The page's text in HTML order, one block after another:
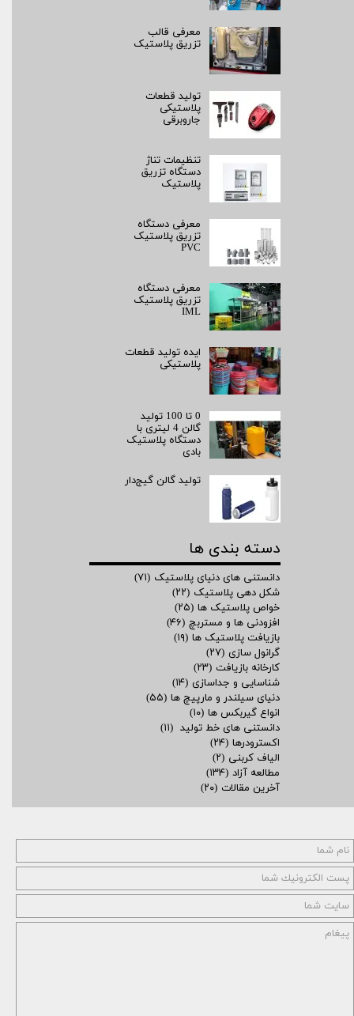
معرفی قالب
تزریق پلاستیک
تولید قطعات
پلاستیکی
جاروبرقی
تنظیمات تناژ
دستگاه تزریق
پلاستیک
معرفی دستگاه
تزریق پلاستیک
PVC
معرفی دستگاه
تزریق پلاستیک
IML
ایده تولید قطعات
پلاستیکی
0 تا 100 تولید
گالن 4 لیتری با
دستگاه پلاستیک
بادی
تولید گالن گیج‌دار
دسته بندی ها
دانستنی های دنیای پلاستیک (۷۱)
شکل دهی پلاستیک (۲۲)
خواص پلاستیک ها (۲۵)
افزودنی ها و مستربچ (۴۶)
بازیافت پلاستیک ها (۱۹)
گرانول سازی (۲۷)
کارخانه بازیافت (۲۳)
شناسایی و جداسازی (۱۴)
دنیای سیلندر و مارپیچ ها (۵۵)
انواع گیربکس ها (۱۰)
دانستنی های خط تولید (۱۱)
اکسترودرها (۲۴)
الیاف کربنی (۲)
مطالعه آزاد (۱۳۴)
آخرین مقالات (۲۰)